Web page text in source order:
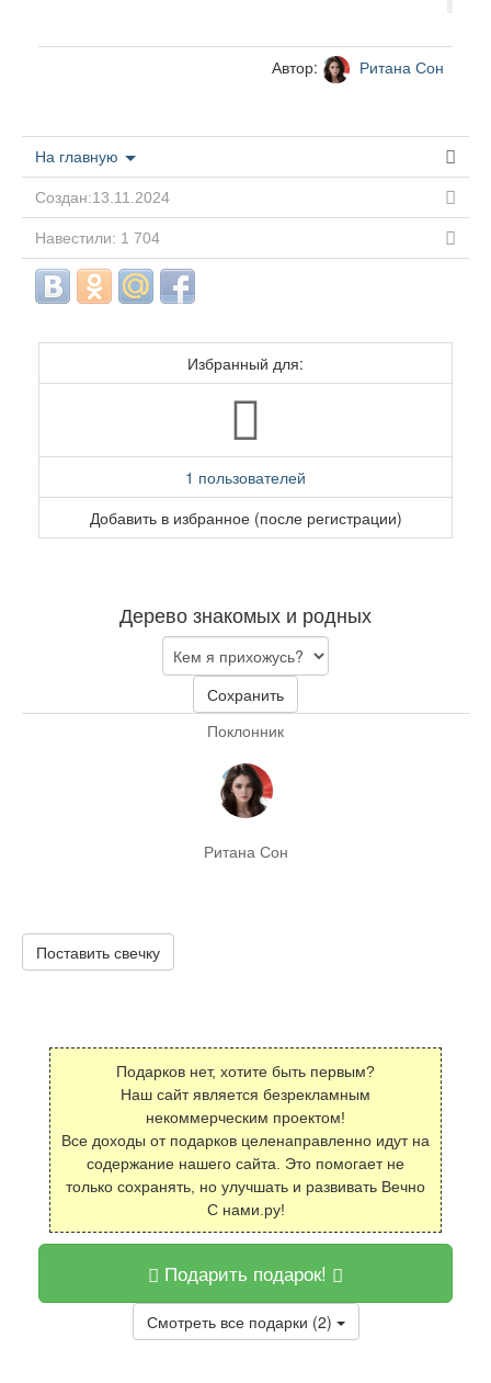
Автор: Ритана Сон
На главную
Создан:13.11.2024
Навестили: 1 704
Избранный для:
1 пользователей
Добавить в избранное (после регистрации)
Дерево знакомых и родных
Сохранить
Поклонник
Ритана Сон
Поставить свечку
Подарков нет, хотите быть первым?
Наш сайт является безрекламным
некоммерческим проектом!
Все доходы от подарков целенаправленно идут на
содержание нашего сайта. Это помогает не
только сохранять, но улучшать и развивать Вечно
С нами.ру!
Подарить подарок!
Смотреть все подарки (2)